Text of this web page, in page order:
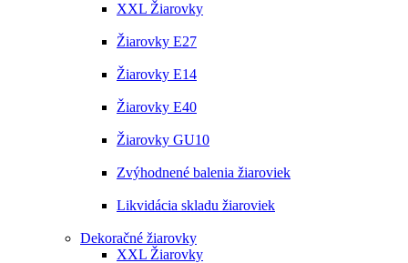
XXL Žiarovky
Žiarovky E27
Žiarovky E14
Žiarovky E40
Žiarovky GU10
Zvýhodnené balenia žiaroviek
Likvidácia skladu žiaroviek
Dekoračné žiarovky
XXL Žiarovky